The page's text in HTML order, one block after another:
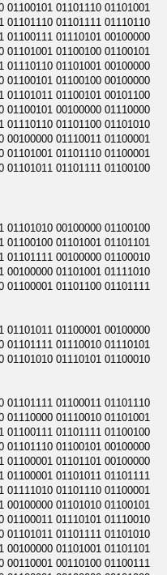
01100101 01101110 01101001
01101110 01101111 01110110
01100111 01110101 00100000
01101001 01100100 01100101
01110110 01101001 00100000
01100101 01100100 00100000
01101011 01100101 00101100
01100101 00100000 01110000
01110110 01101100 01101010
00100000 01110011 01100001
01101001 01101110 01100001
01101011 01101111 01100100
01101010 00100000 01100100
01100100 01101001 01101101
01101111 00100000 01100010
00100000 01101001 01111010
01100001 01101100 01101111
01101011 01100001 00100000
01101111 01110010 01110101
01101010 01110101 01100010
01100001 00100000 01101010 01100101 00100000 01101111 01100100 01100011 01101001 01101010 01100101 01110000 01101100 01101010 01100101 01101110 00101000 01101001 01101101 01100001 01101101 00100000 01100100 01110010 01110101 01100111 01100001 01110010 01101001 01100011 01100001 00100000 01100010 01100001 01110011 00100000 01100100 01101111 01100010 01110010 01101001 01101000 00100000 01101001 00100000 01101001 01101101 01100001 01101111 00100000 01110011 01100001 01101101 00100000 01100100 01101111 01100010 01110010 01101001 01101000 00100000 01100100 01110010 01110101 01100111 01100001 01110010 01101001 01100011 01100001 00100000 01100001 01101100 01101001 00100000 01101011 01100001 01100100 00100000 01101001 01101000 00100000 01101110 01100101 00100000 01100111 01101100 01100101 01100100 01100001 01101101 00100000 01101110 01100101 01101011 01101111 01101100 01101001 01101011 01101111 00100000 01100100 01100001 01101110 01100001 00100000 01101110 01100101 00100000 01101110 01100101 01100100 01101111 01110011 01110100 01100001 01101010 01110101 00100000 01101101 01101001 00100000 01110000 01101111 00100000 01101101 01100101 01101110 01101001 00100000 01101010 01100101 00100000 01110100 01101111 00100000 01101101 01100001 01101100 01101111 00100000 01100010 01111010 01110110 00101100 01101001 01100001 01101011 01101111 00100000 01101001 01101101 00100000 01110100 01101111 00100000 01110010 01100101 01100011 01100101 01101101 00100000 01110010 01110010 01100101 01100100 01100001 00100000 01110010 01100001 01100100 01101001 00100000 01101101 01101001 01110011 01101100 01101001 01101101 00100000 01111010 01101110 01100001 01101101 00100000 01101011 01100001 01101011 01100001 01110110 00100000 01110011 01100001 01101101 00100000 01110000 01101111 00100000 01110100 01101111 01101101 00100000 01110000 01101001 01110100 01100001 01101110 01101010 01110101 00101001 00100000 01100001 00100000 01110011 01100001 00100000 01101110 01101010 01101111 01101101 00100000 01110011 01100001 01101101 00100000 01110011 01100101 00100000 01100111 01101100 01100101 01100100 01100001 00100000 01110011 01110110 01100001 01101011 01101001 00100000 01100100 01100001 01101110 00101110 00001010 01110100 01110101 00100000 01110000 01101111 01100011 01101001 01101110 01101010 01100101 00100000 01101101 01101111 01101010 00100000 01110000 01110010 01101111 01100010 01101100 01100101 01101101 00100000 01110000 01110010 01100101 01110110 01101001 01110011 01100101 00100000 01110010 01100001 01111010 01101101 01101001 01110011 01101100 01101010 01100001 01101010 01110101 01100011 01101001 00100000 01101111 00100000 01101110 01101010 01101111 01101010 00100000 01101010 01100001 00100000 01100100 01101111 01100100 01101010 01100101 01101101 00100000 01100100 01101111 00100000 01101110 01100101 01101011 01101111 01100111 00100000 01100010 01101111 01101100 01100101 01110011 01101110 01101111 01100111 00100000 01101001 00100000 01100010 01101100 01100101 01110011 01100001 01110110 01101111 01100111 00100000 01111010 01100001 01101011 01101100 01101010 01110101 01100011 01101011 01100001 00100000 01100100 01100001 00100000 01101101 01101001 00100000 01110011 01100101 00100000 01101111 01101110 01100001 00100000 01110011 01110110 01101001 01100100 01101010 01100001 00101110 01101101 01101001 01110011 01101100 01101001 01101101 00100000 01101010 01101111 01110011 00100000 01110101 00100000 01110100 01101111 00100000 01101110 01101001 01110011 01100001 01101101 00100000 01110011 01101001 01100111 01110101 01110010 01100001 01101110 00101110 01111010 01101110 01100001 01101101 00100000 01110100 01100101 00100000 01100110 01100001 01111010 01100101 00100000 01100100 01101111 01100100 01101010 01110101 00100000 01110000 01110010 01101111 01100100 01101010 01110101 00101110 01110110 01110010 01111010 01101101 01100001 00100000 01101101 01101001 00100000 01110011 01100101 00100000 01101011 01110010 01101111 01111010 00100000 01100111 01101100 01100001 01110110 01110101 00100000 01110011 01110110 01100001 01101011 01101001 00100000 01100100 01100001 01101110 00101110 01110011 01100001 01100100 00100000 01110011 01100001 01101101 00100000 01110011 01100101 00100000 01110000 01101111 01101101 01101001 01110010 01101001 01101111 00100000 01110011 01100001